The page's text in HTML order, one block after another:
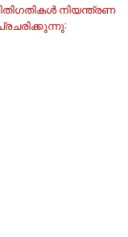
നിയന്ത്രണ